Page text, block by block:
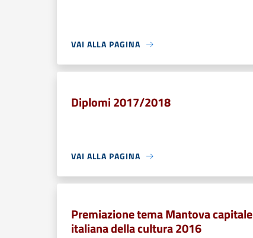
VAI ALLA PAGINA
Diplomi 2017/2018
VAI ALLA PAGINA
Premiazione tema Mantova capitale
italiana della cultura 2016